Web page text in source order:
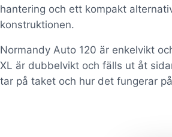
hantering och ett kompakt
konstruktionen.
Normandy Auto 120 är enkelvikt
XL är dubbelvikt och fälls ut åt
tar på taket och hur det fungerar